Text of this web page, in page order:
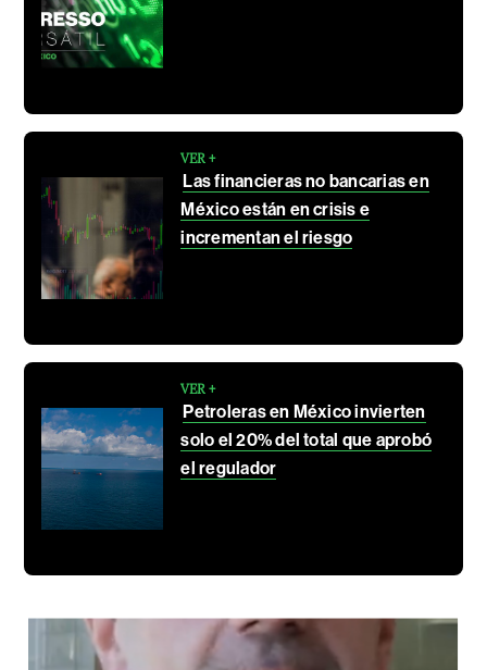
VER +
Las financieras no bancarias en
México están en crisis e
incrementan el riesgo
VER +
Petroleras en México invierten
solo el 20% del total que aprobó
el regulador